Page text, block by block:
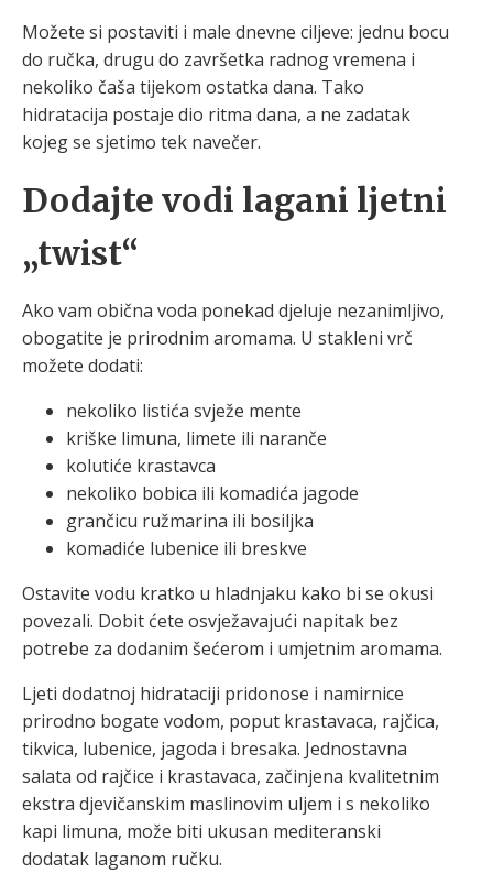
Možete si postaviti i male dnevne ciljeve: jednu bocu
do ručka, drugu do završetka radnog vremena i
nekoliko čaša tijekom ostatka dana. Tako
hidratacija postaje dio ritma dana, a ne zadatak
kojeg se sjetimo tek navečer.
Dodajte vodi lagani ljetni
„twist“
Ako vam obična voda ponekad djeluje nezanimljivo,
obogatite je prirodnim aromama. U stakleni vrč
možete dodati:
nekoliko listića svježe mente
kriške limuna, limete ili naranče
kolutiće krastavca
nekoliko bobica ili komadića jagode
grančicu ružmarina ili bosiljka
komadiće lubenice ili breskve
Ostavite vodu kratko u hladnjaku kako bi se okusi
povezali. Dobit ćete osvježavajući napitak bez
potrebe za dodanim šećerom i umjetnim aromama.
Ljeti dodatnoj hidrataciji pridonose i namirnice
prirodno bogate vodom, poput krastavaca, rajčica,
tikvica, lubenice, jagoda i bresaka. Jednostavna
salata od rajčice i krastavaca, začinjena kvalitetnim
ekstra djevičanskim maslinovim uljem i s nekoliko
kapi limuna, može biti ukusan mediteranski
dodatak laganom ručku.